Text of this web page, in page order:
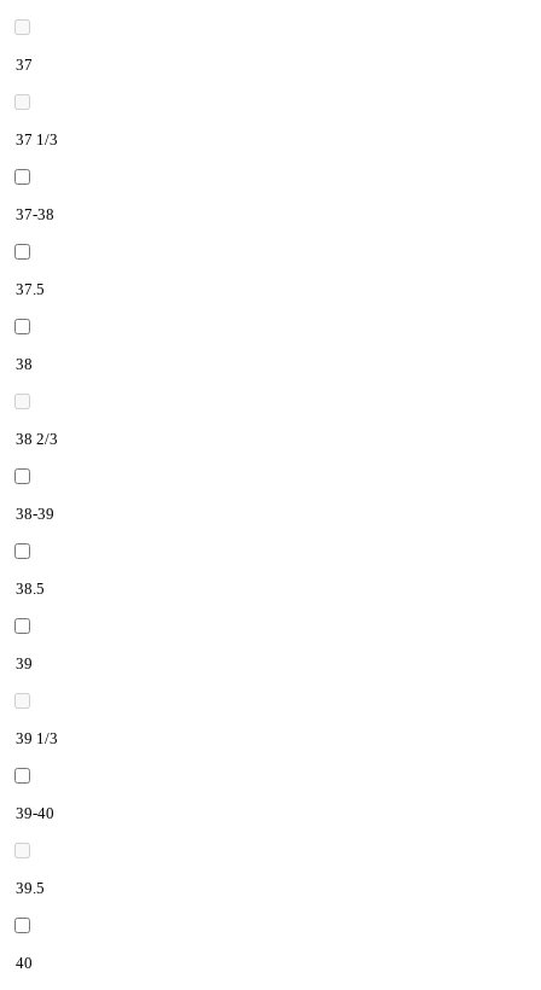
37
37 1/3
37-38
37.5
38
38 2/3
38-39
38.5
39
39 1/3
39-40
39.5
40